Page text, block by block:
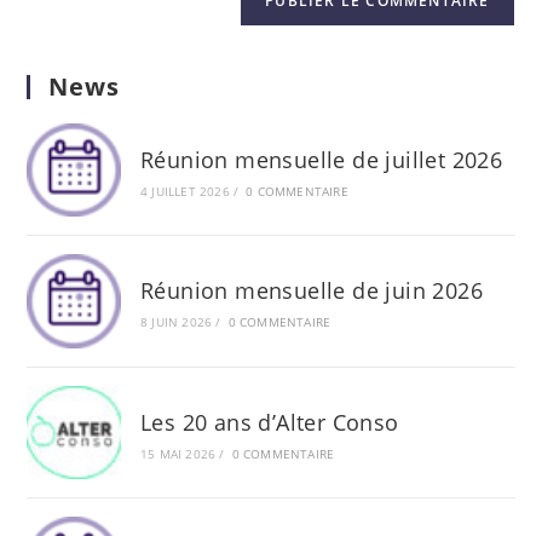
News
Réunion mensuelle de juillet 2026
4 JUILLET 2026 / 0 COMMENTAIRE
Réunion mensuelle de juin 2026
8 JUIN 2026 / 0 COMMENTAIRE
Les 20 ans d’Alter Conso
15 MAI 2026 / 0 COMMENTAIRE